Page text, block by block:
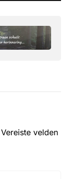
Vereiste velden